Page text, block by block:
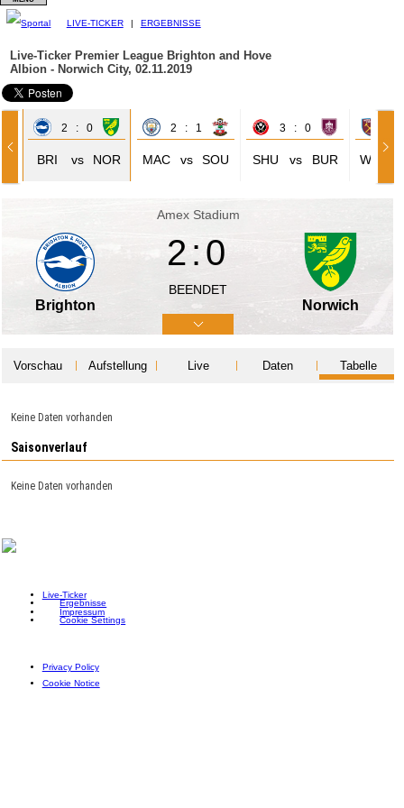
LIVE-TICKER | ERGEBNISSE
Live-Ticker Premier League Brighton and Hove
Albion - Norwich City, 02.11.2019
2 : 0
BRI vs NOR
2 : 1
MAC vs SOU
3 : 0
SHU vs BUR WHU
Amex Stadium
Brighton
2:0
BEENDET
Norwich
Vorschau Aufstellung Live Daten Tabelle
Keine Daten vorhanden
Saisonverlauf
Keine Daten vorhanden
Live-Ticker
Ergebnisse
Impressum
Cookie Settings
Privacy Policy
Cookie Notice